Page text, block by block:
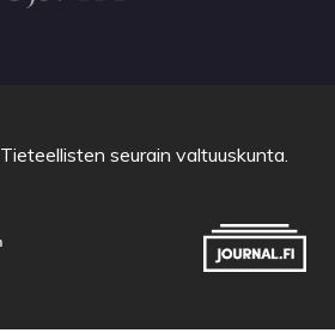
Tieteellisten seurain valtuuskunta